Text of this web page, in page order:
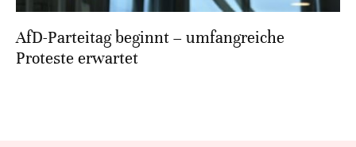
AfD-Parteitag beginnt – umfangreiche
Proteste erwartet